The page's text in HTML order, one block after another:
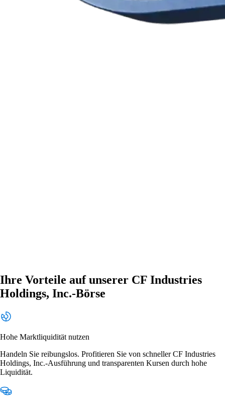
Ihre Vorteile auf unserer CF Industries
Holdings, Inc.-Börse
Hohe Marktliquidität nutzen
Handeln Sie reibungslos. Profitieren Sie von schneller CF Industries
Holdings, Inc.-Ausführung und transparenten Kursen durch hohe
Liquidität.